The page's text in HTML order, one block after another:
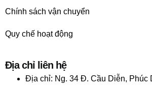
Chính sách vận chuyển
Quy chế hoạt động
Địa chỉ liên hệ
Địa chỉ: Ng. 34 Đ. Cầu Diễn, Phúc